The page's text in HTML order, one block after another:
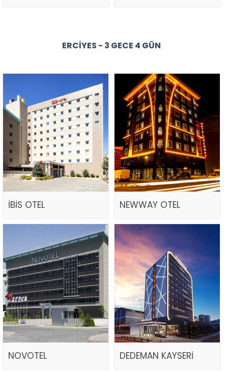
ERCIYES - 3 GECE 4 GÜN
İBİS OTEL NEWWAY OTEL
NOVOTEL DEDEMAN KAYSERİ